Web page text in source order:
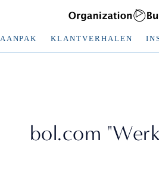
AANPAK KLANTVERHALEN
bol.com